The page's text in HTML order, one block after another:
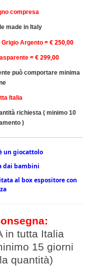
compresa
made in Italy
Grigio Argento=€ 250,00
=€ 299,00
può comportare minima
Italia
richiesta ( minimo 10
)
un giocattolo
dai bambini
al box espositore con
in tutta Italia
15 giorni
quantità)